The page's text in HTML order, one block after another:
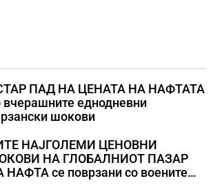
ПАД НА ЦЕНАТА НА НАФТАТА
вчерашните еднодневни
шокови
НАЈГОЛЕМИ ЦЕНОВНИ
НА ГЛОБАЛНИОТ ПАЗАР
НАФТА се поврзани со воените